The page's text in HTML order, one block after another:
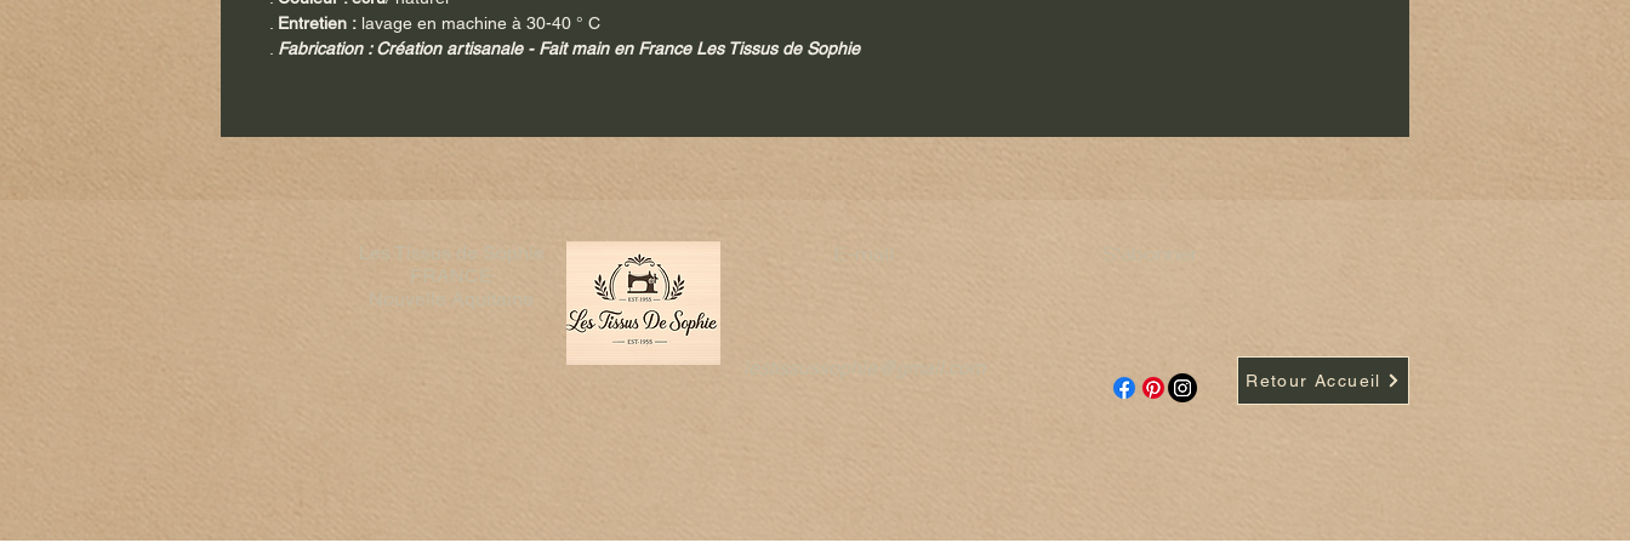
Entretien : lavage en machine à 30-40 ° C
Fabrication : Création artisanale - Fait main en France Les Tissus de Sophie
Les Tissus de Sophie
FRANCE​
Nouvelle Aquitaine
E-mail
lestissussophie@gmail.com
Retour Accueil